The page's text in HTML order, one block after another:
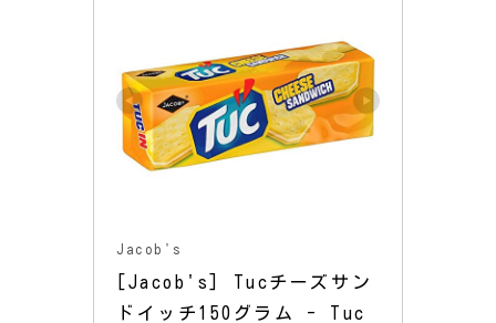
Jacob's
[Jacob's] Tucチーズサン
ドイッチ150グラム - Tuc